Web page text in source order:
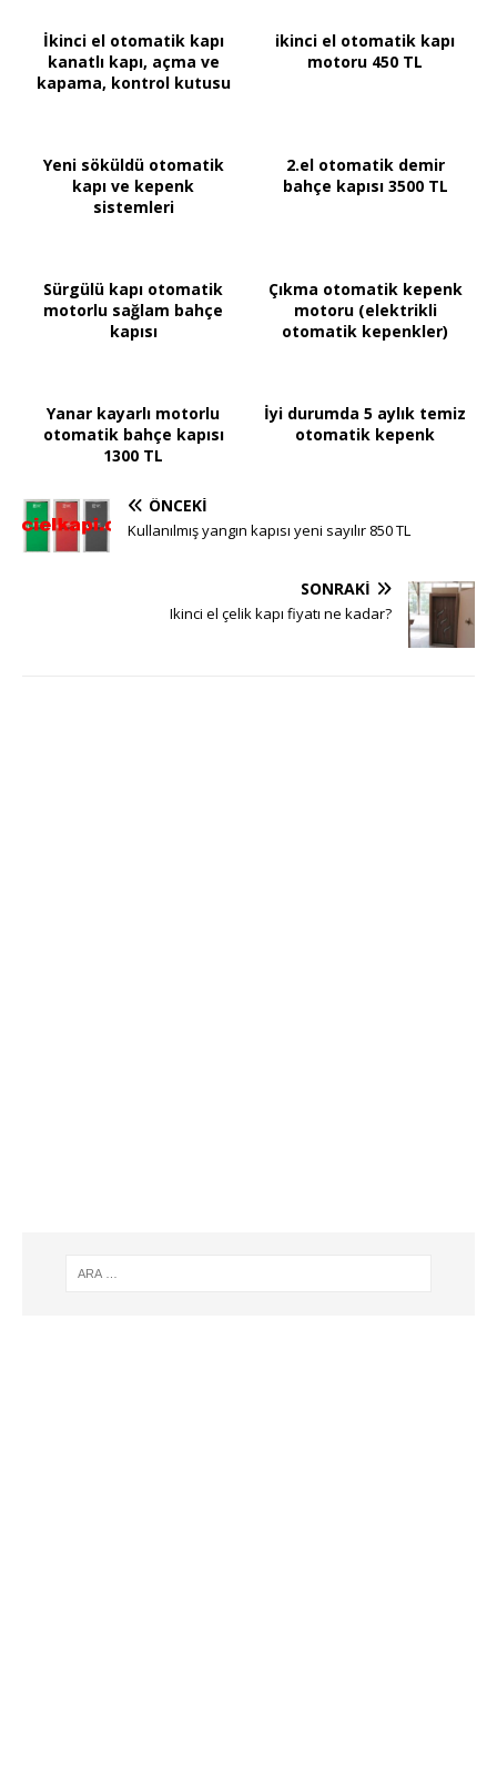
İkinci el otomatik kapı
kanatlı kapı, açma ve
kapama, kontrol kutusu
ikinci el otomatik kapı
motoru 450 TL
Yeni söküldü otomatik
kapı ve kepenk
sistemleri
2.el otomatik demir
bahçe kapısı 3500 TL
Sürgülü kapı otomatik
motorlu sağlam bahçe
kapısı
Çıkma otomatik kepenk
motoru (elektrikli
otomatik kepenkler)
Yanar kayarlı motorlu
otomatik bahçe kapısı
1300 TL
İyi durumda 5 aylık temiz
otomatik kepenk
ÖNCEKI
Kullanılmış yangın kapısı yeni sayılır 850 TL
SONRAKI
Ikinci el çelik kapı fiyatı ne kadar?